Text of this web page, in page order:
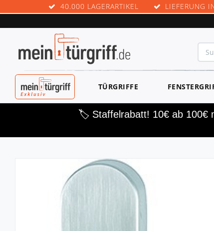
40.000 LAGERARTIKEL LIEFERUNG
MEINTÜRGRIF
F EXKLUSIV
TÜRGRIFFE
🏷️ Staffelrabatt! 10€ ab 100€